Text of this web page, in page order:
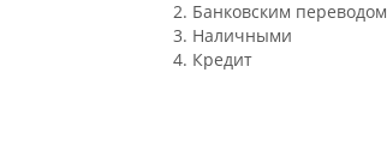
2. Банковским переводом
3. Наличными
4. Кредит